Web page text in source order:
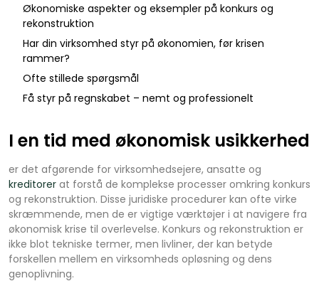
Økonomiske aspekter og eksempler på konkurs og
rekonstruktion
Har din virksomhed styr på økonomien, før krisen
rammer?
Ofte stillede spørgsmål
Få styr på regnskabet – nemt og professionelt
I en tid med økonomisk usikkerhed
er det afgørende for virksomhedsejere, ansatte og
kreditorer at forstå de komplekse processer omkring konkurs
og rekonstruktion. Disse juridiske procedurer kan ofte virke
skræmmende, men de er vigtige værktøjer i at navigere fra
økonomisk krise til overlevelse. Konkurs og rekonstruktion er
ikke blot tekniske termer, men livliner, der kan betyde
forskellen mellem en virksomheds opløsning og dens
genoplivning.